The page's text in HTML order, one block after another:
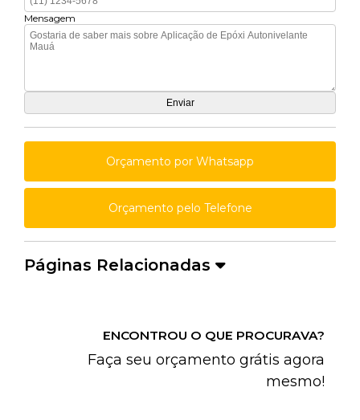
Mensagem
Orçamento por Whatsapp
Orçamento pelo Telefone
Páginas Relacionadas
ENCONTROU O QUE PROCURAVA?
Faça seu orçamento grátis agora
mesmo!